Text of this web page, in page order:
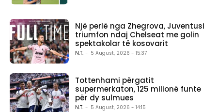
Një perlë nga Zhegrova, Juventusi
triumfon ndaj Chelseat me golin
spektakolar të kosovarit
N.T. - 5 August, 2026 - 15:37
Tottenhami përgatit
supermerkaton, 125 milionë funte
për dy sulmues
N.T. - 5 August, 2026 - 14:15